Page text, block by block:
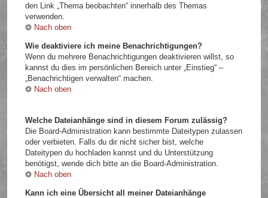
den Link „Thema beobachten“ innerhalb des Themas
verwenden.
Nach oben
Wie deaktiviere ich meine Benachrichtigungen?
Wenn du mehrere Benachrichtigungen deaktivieren willst, so
kannst du dies im persönlichen Bereich unter „Einstieg“ –
„Benachrichtigen verwalten“ machen.
Nach oben
Welche Dateianhänge sind in diesem Forum zulässig?
Die Board-Administration kann bestimmte Dateitypen zulassen
oder verbieten. Falls du dir nicht sicher bist, welche
Dateitypen du hochladen kannst und du Unterstützung
benötigst, wende dich bitte an die Board-Administration.
Nach oben
Kann ich eine Übersicht all meiner Dateianhänge